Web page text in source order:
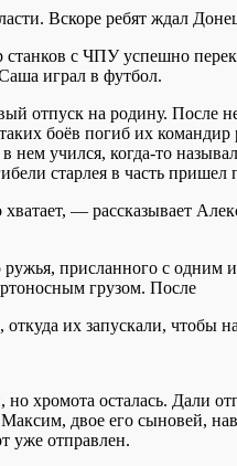
Вскоре ребят ждал
с ЧПУ успешно
играл в футбол.
отпуск на родину.
боёв погиб их
учился, когда-то
старлея в часть
— рассказывает
присланного с
грузом. После
их запускали, чтобы
хромота осталась. Дали
двое его сыновей,
уже отправлен.